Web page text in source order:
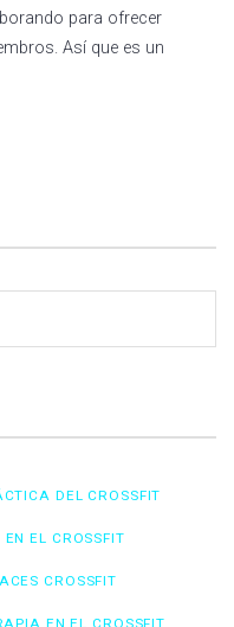
para ofrecer
Así que es un
DEL CROSSFIT
EL CROSSFIT
CROSSFIT
EN EL CROSSFIT